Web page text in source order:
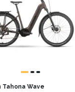
Tahona Wave